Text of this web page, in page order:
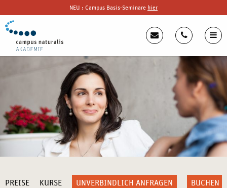
NEU : Campus Basis-Seminare hier
PREISE KURSE UNVERBINDLICH ANFRAGEN BUCHEN